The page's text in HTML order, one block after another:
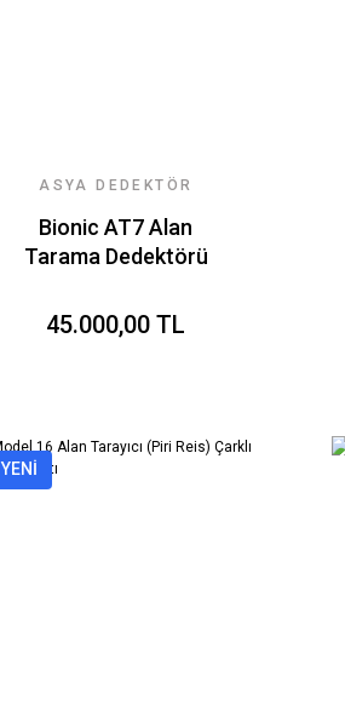
ASYA DEDEKTÖR
Bionic AT7 Alan
Tarama Dedektörü
45.000,00 TL
YENİ